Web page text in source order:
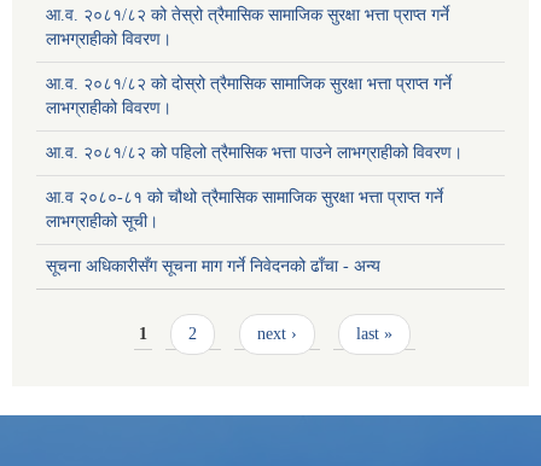
आ.व. २०८१/८२ को तेस्रो त्रैमासिक सामाजिक सुरक्षा भत्ता प्राप्त गर्ने
लाभग्राहीको विवरण।
आ.व. २०८१/८२ को दोस्रो त्रैमासिक सामाजिक सुरक्षा भत्ता प्राप्त गर्ने
लाभग्राहीको विवरण।
आ.व. २०८१/८२ को पहिलो त्रैमासिक भत्ता पाउने लाभग्राहीको विवरण।
आ.व २०८०-८१ को चौथो त्रैमासिक सामाजिक सुरक्षा भत्ता प्राप्त गर्ने
लाभग्राहीको सूची।
सूचना अधिकारीसँग सूचना माग गर्ने निवेदनको ढाँचा - अन्य
1 2 next › last »